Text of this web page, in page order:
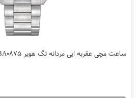
ساعت مچی عقربه ایی مردانه تگ هویر WAZ1110.BA0875